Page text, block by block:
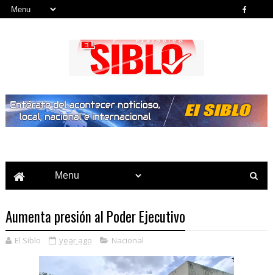
Aumenta presión al Poder Ejecutivo
El Siblo year ago Nacional